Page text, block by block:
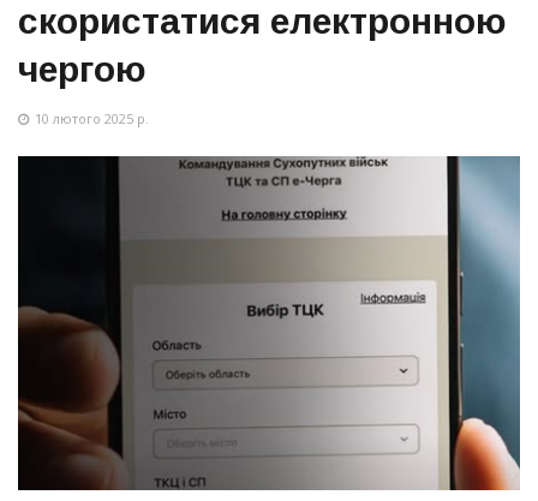
скористатися електронною
чергою
10 лютого 2025 р.